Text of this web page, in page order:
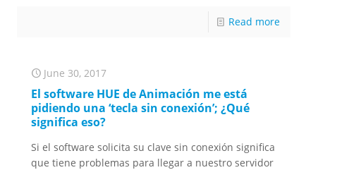
Read more
June 30, 2017
El software HUE de Animación me está
pidiendo una ‘tecla sin conexión’; ¿Qué
significa eso?
Si el software solicita su clave sin conexión significa
que tiene problemas para llegar a nuestro servidor